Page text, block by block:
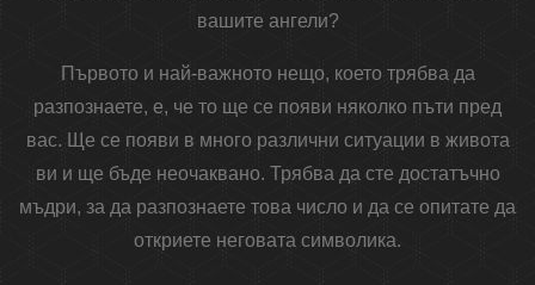
вашите ангели?
Първото и най-важното нещо, което трябва да
разпознаете, е, че то ще се появи няколко пъти пред
вас. Ще се появи в много различни ситуации в живота
ви и ще бъде неочаквано. Трябва да сте достатъчно
мъдри, за да разпознаете това число и да се опитате да
откриете неговата символика.